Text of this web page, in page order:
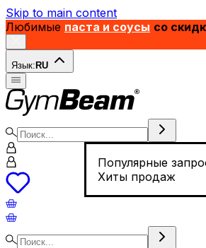
Skip to main content
Любимые паста и соусы со
Язык: RU
Популярные
Хиты продаж